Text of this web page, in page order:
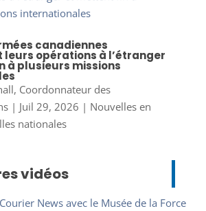
canadiennes
opérations à l’étranger
à plusieurs missions
Coordonnateur des
| Juil 29, 2026 | Nouvelles en
nationales
vidéos